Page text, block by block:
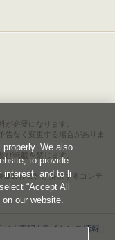
が必要になります。
告なく変更する場合がありま
び転載を禁じます。
製作会社が提供するコンテ
づく表記|ライセンス情報
We also
to provide
interest, and to li
“Accept All
our website.